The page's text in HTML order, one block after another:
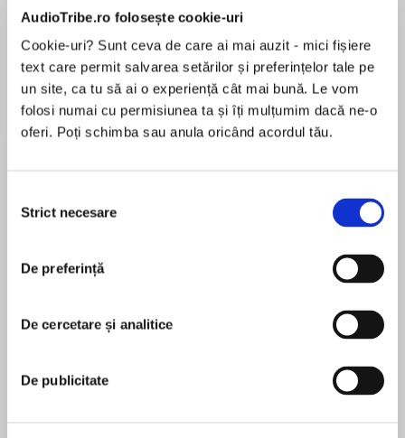
AudioTribe.ro folosește cookie-uri
Cookie-uri? Sunt ceva de care ai mai auzit - mici fișiere
text care permit salvarea setărilor și preferințelor tale pe
un site, ca tu să ai o experiență cât mai bună. Le vom
folosi numai cu permisiunea ta și îți mulțumim dacă ne-o
oferi. Poți schimba sau anula oricând acordul tău.
consimțământului
Strict necesare
De preferință
De cercetare și analitice
De publicitate
de...
Dani Francis
la...
Lauren Weisberger
Desprecarte
From the hot new suspense writer critics
love, betrayal and murder set on the mean
have been the gutsiest move in Jack
Hammond's formerly booming law career, but it
wasn't the smartest. Booted from his elite law
firm, Jack now scrapes by as a court-appointed
În acest moment nu există recenzii
Reed Arvin
Reed Arvin grew up on a cattle ranch in rural
Kansas. After a successful career as a music